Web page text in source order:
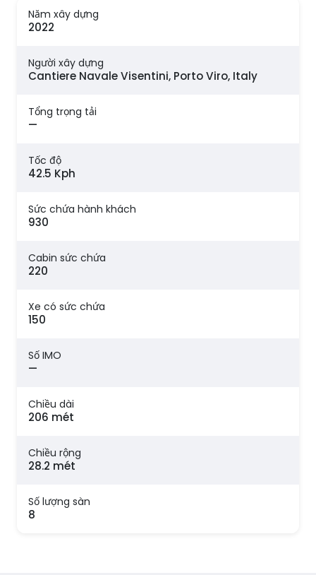
Năm xây dựng
2022
Người xây dựng
Cantiere Navale Visentini, Porto Viro, Italy
Tổng trọng tải
—
Tốc độ
42.5 Kph
Sức chứa hành khách
930
Cabin sức chứa
220
Xe có sức chứa
150
Số IMO
—
Chiều dài
206 mét
Chiều rộng
28.2 mét
Số lượng sàn
8